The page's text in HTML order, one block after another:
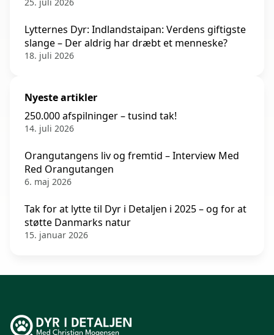
Lytternes Dyr: Indlandstaipan: Verdens giftigste
slange – Der aldrig har dræbt et menneske?
18. juli 2026
Nyeste artikler
250.000 afspilninger – tusind tak!
14. juli 2026
Orangutangens liv og fremtid – Interview Med
Red Orangutangen
6. maj 2026
Tak for at lytte til Dyr i Detaljen i 2025 – og for at
støtte Danmarks natur
15. januar 2026